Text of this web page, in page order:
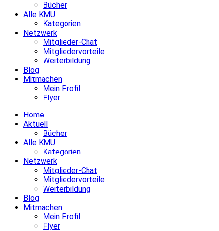
Bücher
Alle KMU
Kategorien
Netzwerk
Mitglieder-Chat
Mitgliedervorteile
Weiterbildung
Blog
Mitmachen
Mein Profil
Flyer
Home
Aktuell
Bücher
Alle KMU
Kategorien
Netzwerk
Mitglieder-Chat
Mitgliedervorteile
Weiterbildung
Blog
Mitmachen
Mein Profil
Flyer